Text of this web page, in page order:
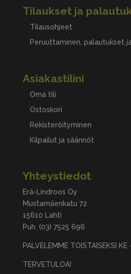
Tilaukset ja
Tilausohjeet
Peruuttaminen, palautukset
Asiakastilini
Oma tili
Ostoskori
Rekisteröityminen
Kilpailut ja säännöt
Yhteystiedot
Erä-Lindroos Oy
Mustamäenkatu 72
15610 Lahti
Puh. (03) 7525 696
PALVELEMME TOISTAISEKSI
TERVETULOA!